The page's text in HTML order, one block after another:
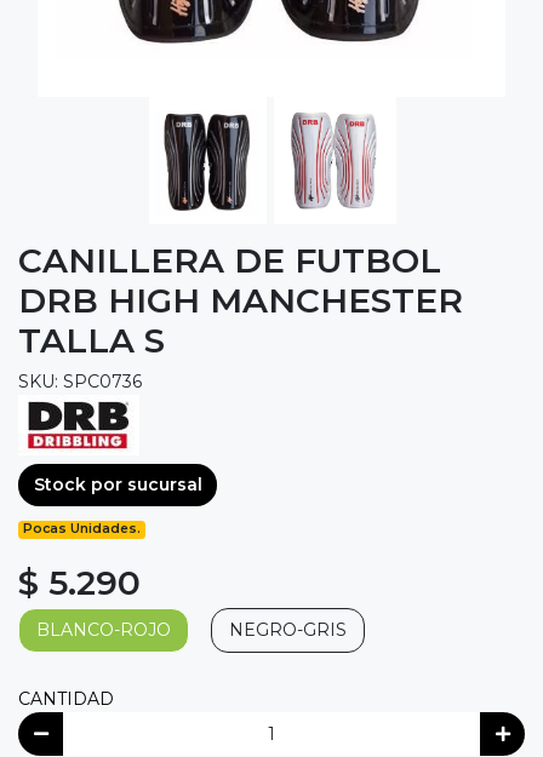
CANILLERA DE FUTBOL
DRB HIGH MANCHESTER
TALLA S
SKU: SPC0736
Stock por sucursal
Pocas Unidades.
$ 5.290
BLANCO-ROJO NEGRO-GRIS
CANTIDAD